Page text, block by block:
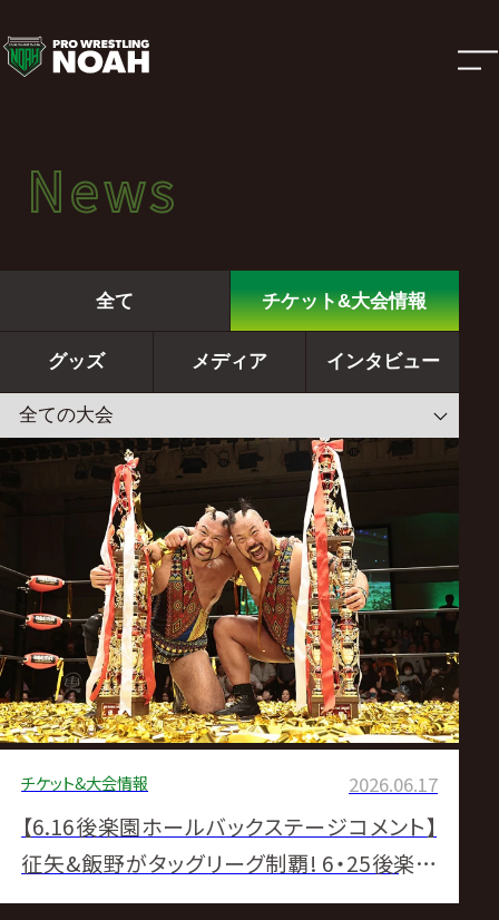
ニ
ュ
ー
ス
|
プ
ロ
レ
リ
ン
グ・
ノ
ア
公
News
ニュース
News
全て チケット&大会情報
グッズ メディア インタビュー
チケット&大会情報 2026.06.17
【6.16後楽園ホールバックステージコメント】
征矢&飯野がタッグリーグ制覇! 6・25後楽園
でGHCタッグ挑戦へ▼アレハ&ベインが小峠&